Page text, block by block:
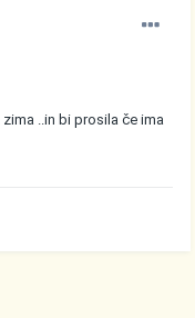
..in bi prosila če ima